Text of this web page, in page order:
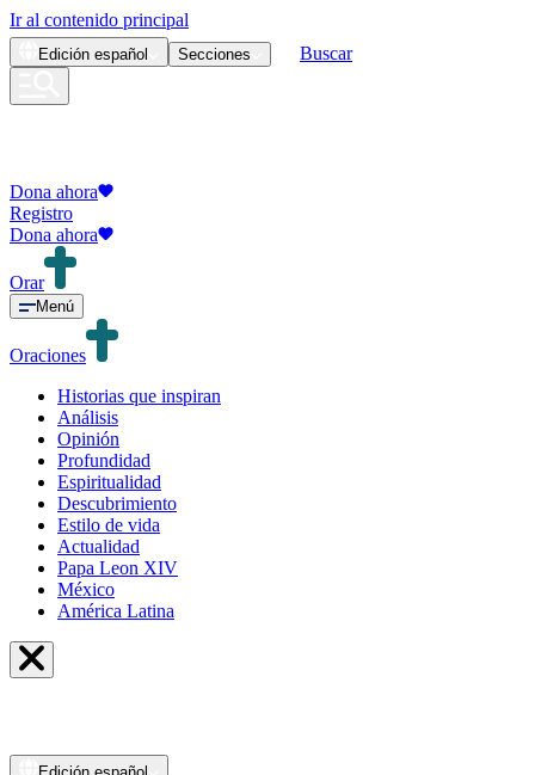
Ir al contenido principal
Edición español Secciones Buscar
Dona ahora
Registro
Dona ahora
Orar
Menú
Oraciones
Historias que inspiran
Análisis
Opinión
Profundidad
Espiritualidad
Descubrimiento
Estilo de vida
Actualidad
Papa Leon XIV
México
América Latina